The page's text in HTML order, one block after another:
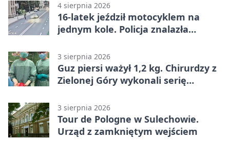
4 sierpnia 2026
16-latek jeździł motocyklem na
jednym kole. Policja znalazła
3 sierpnia 2026
Guz piersi ważył 1,2 kg. Chirurdzy z
Zielonej Góry wykonali serię
3 sierpnia 2026
Tour de Pologne w Sulechowie.
Urząd z zamkniętym wejściem